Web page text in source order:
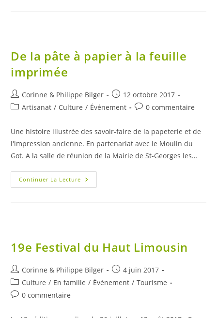
De la pâte à papier à la feuille
imprimée
Auteur/autrice
de
Corinne & Philippe Bilger
Publication
publiée :
12 octobre 2017
PostArtisanat / Culture / Événement
Commentaires
la
publication :
0 commentaire
Une histoire illustrée des savoir-faire de la papeterie et de
l'impression ancienne. En partenariat avec le Moulin du
Got. A la salle de réunion de la Mairie de St-Georges les…
Continuer La Lecture De
La
19e Festival du Haut Limousin
Auteur/autrice
de
la
publication :
Corinne & Philippe Bilger
Publication
publiée :
4 juin 2017
Post
category:
Culture / En famille / Événement / Tourisme
Commentaires
la
0 commentaire